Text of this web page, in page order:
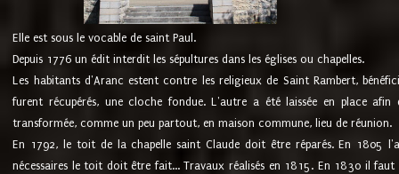
Elle est sous le vocable de saint Paul.
Depuis 1776 un édit interdit les sépultures dans les églises ou chapelles.
Les habitants d'Aranc estent contre les religieux de Saint Rambert,
furent récupérés, une cloche fondue. L'autre a été laissée en place
transformée, comme un peu partout, en maison commune, lieu de réunion.
En 1792, le toit de la chapelle saint Claude doit être réparés. En 1805
nécessaires le toit doit être fait... Travaux réalisés en 1815. En 1830 il